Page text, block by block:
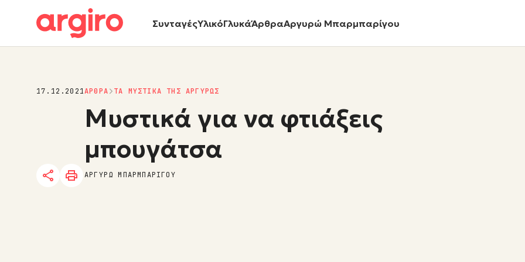
ΣυνταγέςΥλικόΓλυκάΆρθραΑργυρώ Μπαρμπαρίγου
17.12.2021ΑΡΘΡΑ ΤΑ ΜΥΣΤΙΚΑ ΤΗΣ ΑΡΓΥΡΩΣ
Μυστικά για να φτιάξεις
μπουγάτσα
ΑΡΓΥΡΩ ΜΠΑΡΜΠΑΡΙΓΟΥ